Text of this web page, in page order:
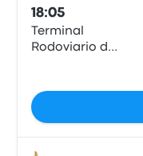
18:05
Terminal
Rodoviario de